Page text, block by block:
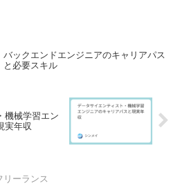
バックエンドエンジニアのキャリアパス
と必要スキル
機械学習エン
実年収
リーランス